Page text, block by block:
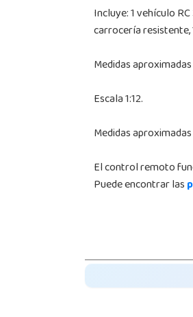
Incluye: 1 vehículo
carrocería resistente,
Medidas
Escala 1:12.
Medidas
El control remoto
Puede encontrar las